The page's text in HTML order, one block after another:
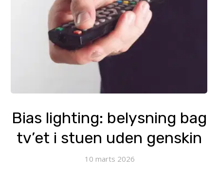
Bias lighting: belysning bag
tv’et i stuen uden genskin
10 marts 2026